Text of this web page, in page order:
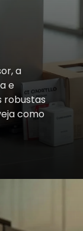
a
e
robustas
como